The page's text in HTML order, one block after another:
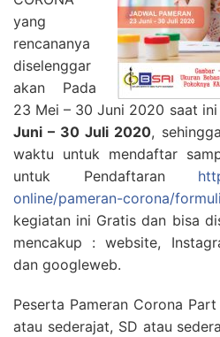
yang
rencananya
diselenggar
akan Pada
23 Mei – 30 Juni 2020 saat
Juni – 30 Juli 2020,
waktu untuk mendaftar
untuk Pendaftaran
online/pameran-corona/
kegiatan ini Gratis dan bisa
mencakup : website,
dan googleweb.
Peserta Pameran Corona
atau sederajat, SD atau